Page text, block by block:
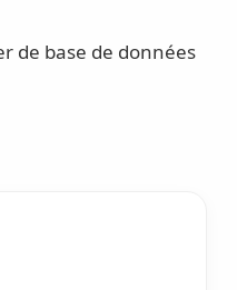
de base de données